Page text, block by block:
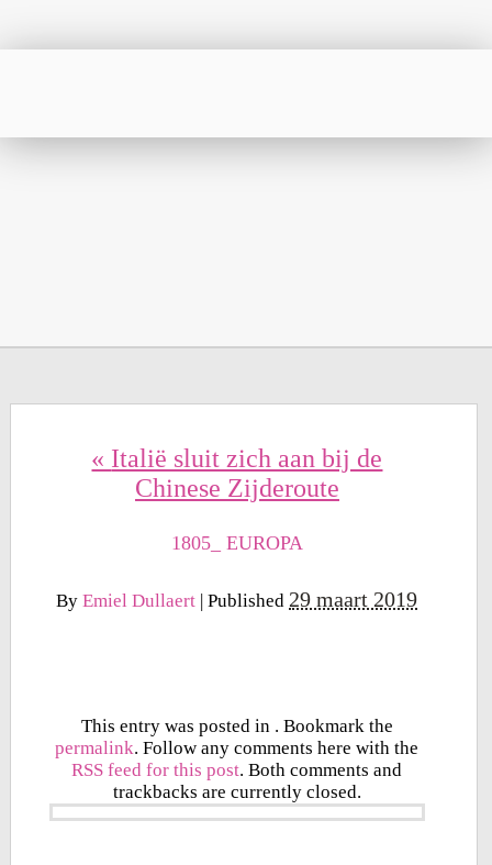
« Italië sluit zich aan bij de
Chinese Zijderoute
1805_ EUROPA
ByEmiel Dullaert |Published29 maart 2019
This entry was posted in . Bookmark the
permalink. Follow any comments here with the
RSS feed for this post. Both comments and
trackbacks are currently closed.